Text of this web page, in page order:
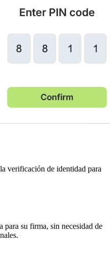
verificación de identidad para
para su firma, sin necesidad de